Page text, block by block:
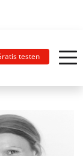
testen